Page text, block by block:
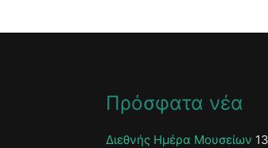
Πρόσφατα νέα
Διεθνής Ημέρα Μουσείων